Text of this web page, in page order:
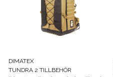
DIMATEX
TUNDRA 2 TILLBEHÖR